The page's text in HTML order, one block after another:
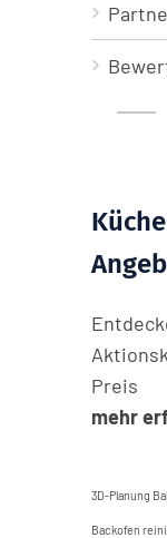
Preis
mehr
3D-Planung
Backofen